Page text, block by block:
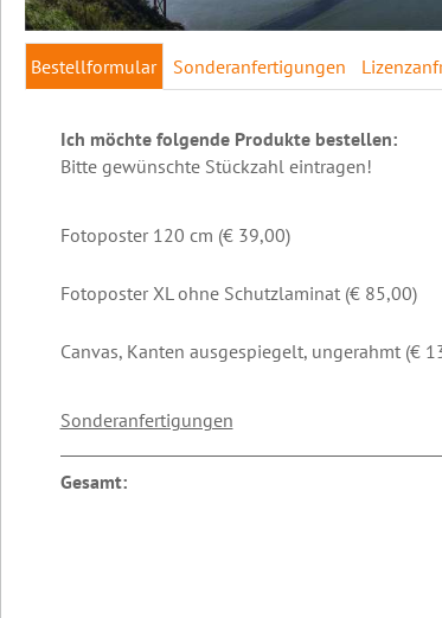
Bestellformular Sonderanfertigungen
Ich möchte folgende Produkte bestellen:
Bitte gewünschte Stückzahl eintragen!
Fotoposter 120 cm (€ 39,00)
Fotoposter XL ohne Schutzlaminat (€ 85,00)
Canvas, Kanten ausgespiegelt, ungerahmt (€
Sonderanfertigungen
Gesamt: